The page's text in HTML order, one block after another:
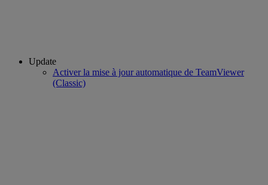
Update
Activer la mise à jour automatique de TeamViewer
(Classic)